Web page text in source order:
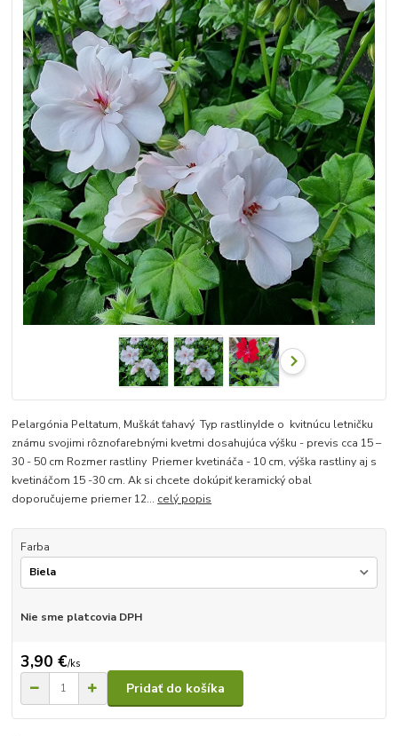
Pelargónia Peltatum, Muškát ťahavý Typ rastlinyIde o kvitnúcu letničku
známu svojimi rôznofarebnými kvetmi dosahujúca výšku - previs cca 15 –
30 - 50 cm Rozmer rastliny Priemer kvetináča - 10 cm, výška rastliny aj s
kvetináčom 15 -30 cm. Ak si chcete dokúpiť keramický obal
doporučujeme priemer 12... celý popis
Farba
Nie sme platcovia DPH
3,90 €/ks
Pridať do košíka